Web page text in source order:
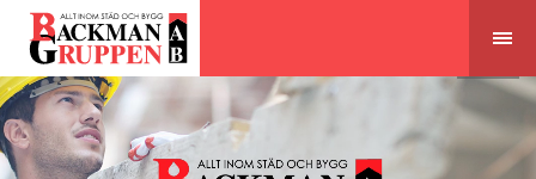
Skip
content